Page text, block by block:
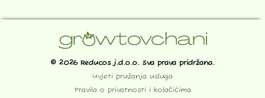
© 2026 Reducos j.d.o.o. Sva prava pridržana.
Uvjeti pružanja usluga
Pravila o privatnosti i kolačićima